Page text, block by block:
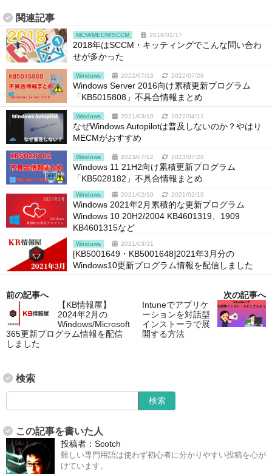
関連記事
MCM/MECM/SCCM 2019/01/17
2018年はSCCM・キッティングでこんな問い合わ
せが多かった
Windows 2022/07/13 2022/07/28
Windows Server 2016向け累積更新プログラム
「KB5015808」不具合情報まとめ
Windows 2021/03/10 2022/04/11
なぜWindows Autopilotは普及しないのか？やはり
MECMがおすすめ
Windows 2023/07/12 2023/07/28
Windows 11 21H2向け累積更新プログラム
「KB5028182」不具合情報まとめ
Windows 2021/02/10 2021/02/19
Windows 2021年2月累積的な更新プログラム
Windows 10 20H2/2004 KB4601319、1909
KB4601315など
Windows 2021/03/31
[KB5001649・KB5001648]2021年3月分の
Windows10更新プログラム情報を配信しました
前の記事へ
【KB情報屋】
2024年2月の
Windows/Microsoft
365更新プログラム情報を配信
しました
次の記事へ
Intuneでアプリケ
ーションを対話型
インストーラで展
開する方法
検索
この記事を書いた人
投稿者： Scotch
難しい専門用語は使わず初心者に分かりやすい投稿を心が
けています。